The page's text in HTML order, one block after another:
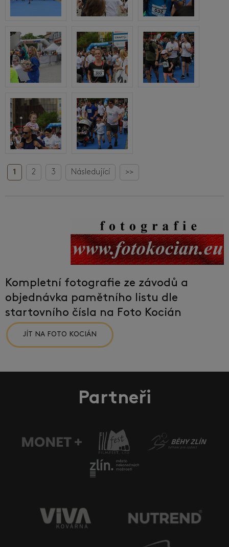
1 2 3 Následující >>
Kompletní fotografie ze závodů a
objednávka pamětního listu dle
startovního čísla na Foto Kocián
JÍT NA FOTO KOCIÁN
Partneři